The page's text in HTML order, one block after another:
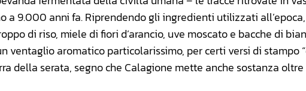
a 9.000 anni fa. Riprendendo gli ingredienti utilizzati
di riso, miele di fiori d’arancio, uve moscato e bacche di
ventaglio aromatico particolarissimo, per certi versi di stampo
della serata, segno che Calagione mette anche sostanza